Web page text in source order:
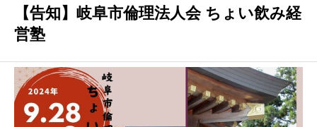
【告知】岐阜市倫理法人会 ちょい飲み経
営塾